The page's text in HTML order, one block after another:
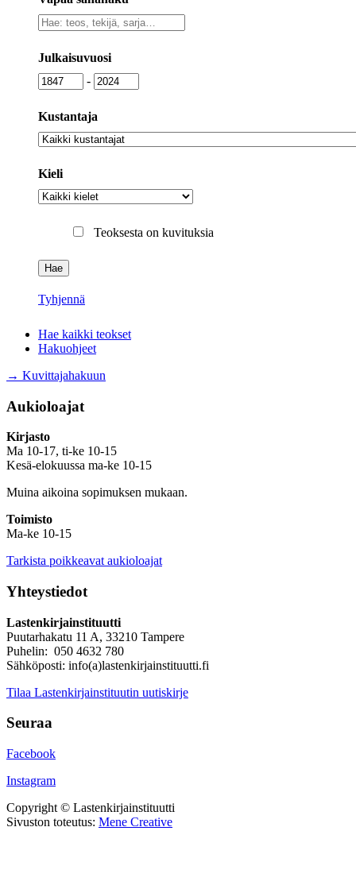
Vapaa
sanahaku
Julkaisuvuosi
Julkaisuvuosi
- Julkaisuvuosi
Kustantaja
Kustantaja
Kieli
Kieli
Teoksesta on kuvituksia
Tyhjennä
Hae kaikki teokset
Hakuohjeet
→ Kuvittajahakuun
Aukioloajat
Kirjasto
Ma 10-17, ti-ke 10-15
Kesä-elokuussa ma-ke 10-15
Muina aikoina sopimuksen mukaan.
Toimisto
Ma-ke 10-15
Tarkista poikkeavat aukioloajat
Yhteystiedot
Lastenkirjainstituutti
Puutarhakatu 11 A, 33210 Tampere
Puhelin: 050 4632 780
Sähköposti: info(a)lastenkirjainstituutti.fi
Tilaa Lastenkirjainstituutin uutiskirje
Seuraa
Facebook
Instagram
Copyright © Lastenkirjainstituutti
Sivuston toteutus: Mene Creative